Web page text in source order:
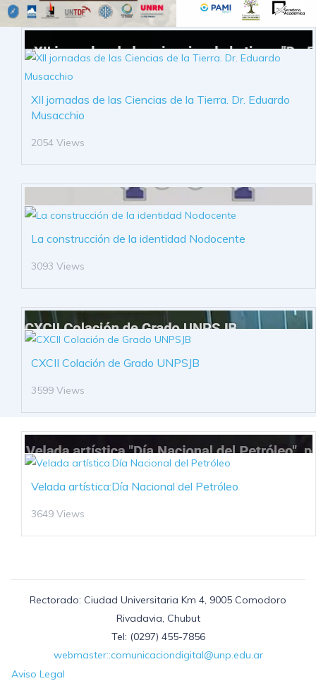
XII jornadas de las Ciencias de la Tierra. Dr. Eduardo
Musacchio
2054 Views
La construcción de la identidad Nodocente
3093 Views
CXCII Colación de Grado UNPSJB
3599 Views
Velada artística:Día Nacional del Petróleo
3649 Views
Rectorado: Ciudad Universitaria Km 4, 9005 Comodoro
Rivadavia, Chubut
Tel: (0297) 455-7856
webmaster::comunicaciondigital@unp.edu.ar
Aviso Legal